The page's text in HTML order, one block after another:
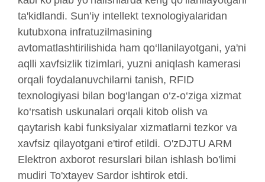
ta'kidlandi. Sun’iy intellekt texnologiyalaridan
kutubxona infratuzilmasining
avtomatlashtirilishida ham qo‘llanilayotgani, ya'ni
aqlli xavfsizlik tizimlari, yuzni aniqlash kamerasi
orqali foydalanuvchilarni tanish, RFID
texnologiyasi bilan bog‘langan o‘z-o‘ziga xizmat
ko‘rsatish uskunalari orqali kitob olish va
qaytarish kabi funksiyalar xizmatlarni tezkor va
xavfsiz qilayotgani e'tirof etildi. O'zDJTU ARM
Elektron axborot resurslari bilan ishlash bo'limi
mudiri To'xtayev Sardor ishtirok etdi.